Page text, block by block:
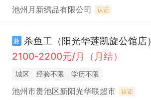
池州月新绣品有限公司 认证
兼 杀鱼工（阳光华莲凯旋公馆店）
2100-2200元/月（月结）
城区 经验不限 学历不限
池州市贵池区新阳光华联超市 认证